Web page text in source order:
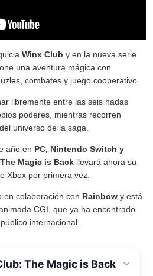
Winx Club y en la nueva serie
una aventura mágica con
combates y juego cooperativo.
libremente entre las seis hadas
poderes, mientras recorren
universo de la saga.
año en PC, Nintendo Switch y
Magic is Back llevará ahora su
Xbox por primera vez.
en colaboración con Rainbow y está
CGI, que ya ha encontrado
internacional.
The Magic is Back